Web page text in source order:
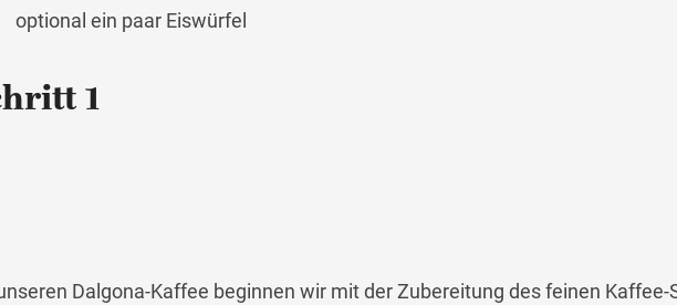
optional ein paar Eiswürfel
1
Dalgona-Kaffee beginnen wir mit der Zubereitung des feinen Kaffee-